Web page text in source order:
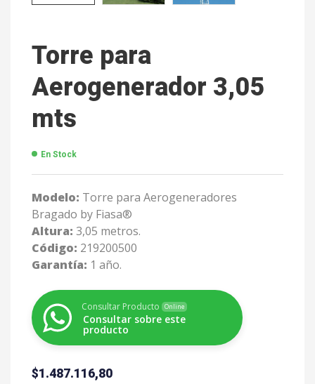
Torre para
Aerogenerador 3,05
mts
En Stock
Modelo: Torre para Aerogeneradores
Bragado by Fiasa®
Altura: 3,05 metros.
Código: 219200500
Garantía: 1 año.
Consultar Producto Online
Consultar sobre este
producto
$1.487.116,80